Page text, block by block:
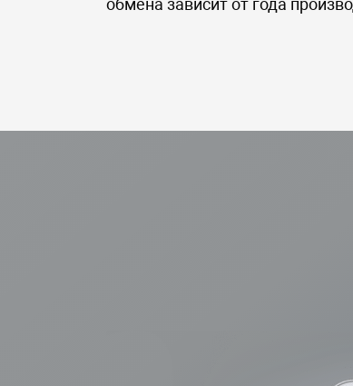
обмена зависит от года